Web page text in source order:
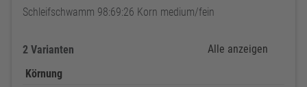
Schleifschwamm 98:69:26 Korn medium/fein
2 Varianten
Alle anzeigen
Körnung